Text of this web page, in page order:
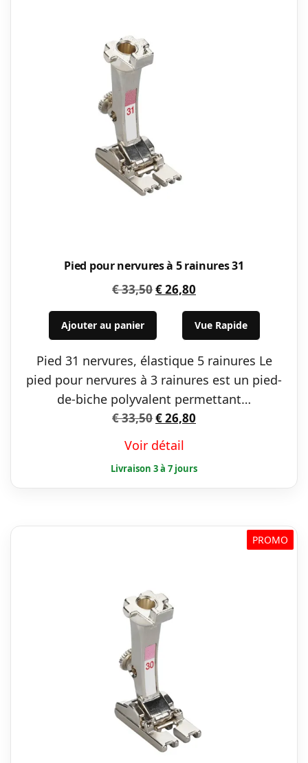
Pied pour nervures à 5 rainures 31
€33,50Le
prix
était :
€ 33,50.
€26,80
prix
actuel
est :
€ 26,80.
Ajouter au panier Vue Rapide
Pied 31 nervures, élastique 5 rainures Le
pied pour nervures à 3 rainures est un pied-
de-biche polyvalent permettant…
€33,50Le
initial
était :
€ 33,50.
€26,80
est :
€ 26,80.
Voir détail
PROMO